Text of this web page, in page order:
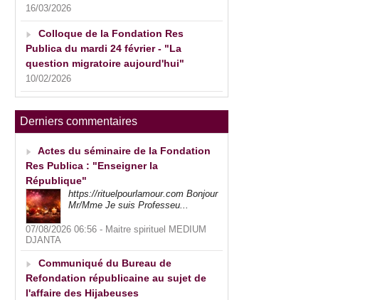
16/03/2026
Colloque de la Fondation Res
Publica du mardi 24 février - "La
question migratoire aujourd'hui"
10/02/2026
Derniers commentaires
Actes du séminaire de la Fondation
Res Publica : "Enseigner la
République"
https://rituelpourlamour.com Bonjour
Mr/Mme Je suis Professeu...
07/08/2026 06:56 - Maitre spirituel MEDIUM
DJANTA
Communiqué du Bureau de
Refondation républicaine au sujet de
l'affaire des Hijabeuses